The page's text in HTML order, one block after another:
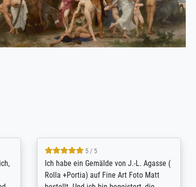
4.8 / 5
Qualité absolument irréprochable.
Extraordinaire diversité des thèmes